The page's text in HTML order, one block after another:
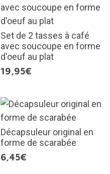
Set de 2 tasses à café
avec soucoupe en forme
d'oeuf au plat
19,95€
Décapsuleur original en
forme de scarabée
6,45€